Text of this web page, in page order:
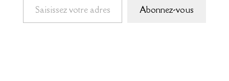
Abonnez-vous